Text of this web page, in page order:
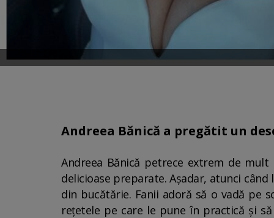
Andreea Bănică a pregătit un
Andreea Bănică petrece extrem de
delicioase preparate. Așadar, atunci
din bucătărie. Fanii adoră să o vadă pe
rețetele pe care le pune în practică și